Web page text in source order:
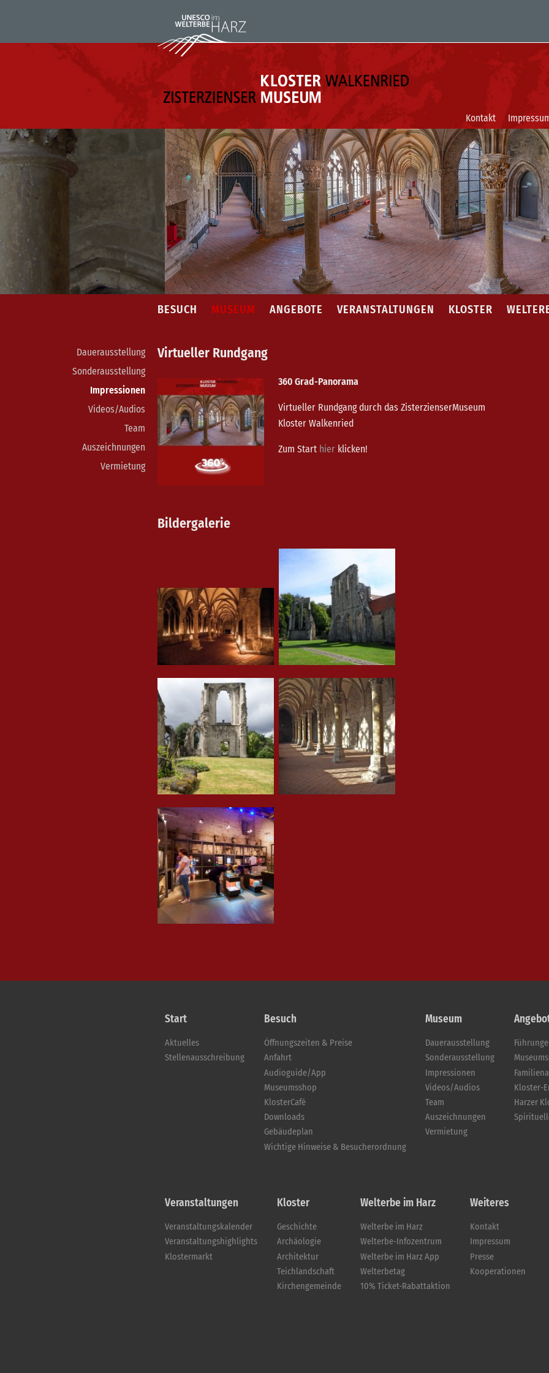
Kontakt
BESUCH MUSEUM ANGEBOTE VERANSTALTUNGEN KLOSTER
Dauerausstellung
Sonderausstellung
Impressionen
Videos/Audios
Team
Auszeichnungen
Vermietung
Virtueller Rundgang
360 Grad-Panorama
Virtueller Rundgang durch das ZisterzienserMuseum
Kloster Walkenried
Zum Start hier klicken!
Bildergalerie
Start
Aktuelles
Stellenausschreibung
Besuch
Öffnungszeiten & Preise
Anfahrt
Audioguide/App
Museumsshop
KlosterCafé
Downloads
Gebäudeplan
Wichtige Hinweise & Besucherordnung
Museum
Dauerausstellung
Sonderausstellung
Impressionen
Videos/Audios
Team
Auszeichnungen
Vermietung
Kloster-
Harzer
Veranstaltungen
Veranstaltungskalender
Veranstaltungshighlights
Klostermarkt
Kloster
Geschichte
Archäologie
Architektur
Teichlandschaft
Kirchengemeinde
Welterbe im Harz
Welterbe im Harz
Welterbe-Infozentrum
Welterbe im Harz App
Welterbetag
10% Ticket-Rabattaktion
Weiteres
Kontakt
Impressum
Presse
Kooperationen